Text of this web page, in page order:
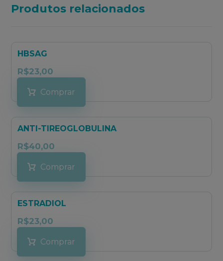
Produtos relacionados
HBSAG
R$23,00
Comprar
ANTI-TIREOGLOBULINA
R$40,00
Comprar
ESTRADIOL
R$23,00
Comprar